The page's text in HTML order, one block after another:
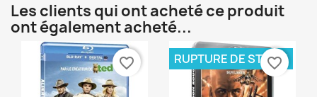
Les clients qui ont acheté ce produit
ont également acheté...
favorite_border RUPTURE DE STOCK
favorite_border